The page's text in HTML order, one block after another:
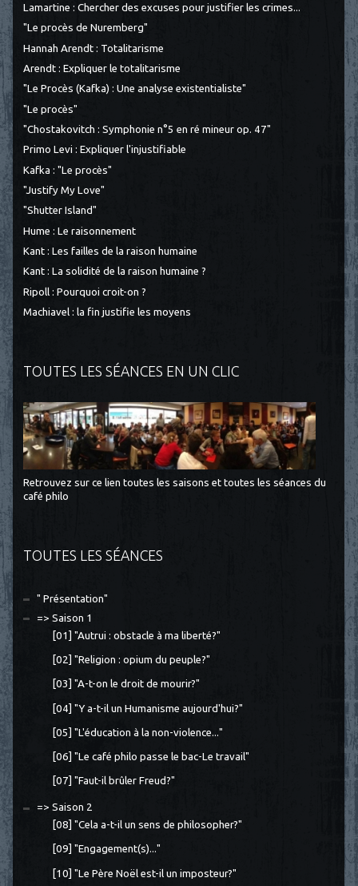
Lamartine : Chercher des excuses pour justifier les crimes...
"Le procès de Nuremberg"
Hannah Arendt : Totalitarisme
Arendt : Expliquer le totalitarisme
"Le Procès (Kafka) : Une analyse existentialiste"
"Le procès"
"Chostakovitch : Symphonie n°5 en ré mineur op. 47"
Primo Levi : Expliquer l'injustifiable
Kafka : "Le procès"
"Justify My Love"
"Shutter Island"
Hume : Le raisonnement
Kant : Les failles de la raison humaine
Kant : La solidité de la raison humaine ?
Ripoll : Pourquoi croit-on ?
Machiavel : la fin justifie les moyens
TOUTES LES SÉANCES EN UN CLIC
Retrouvez sur ce lien toutes les saisons et toutes les séances du
café philo
TOUTES LES SÉANCES
" Présentation"
=> Saison 1
[01] "Autrui : obstacle à ma liberté?"
[02] "Religion : opium du peuple?"
[03] "A-t-on le droit de mourir?"
[04] "Y a-t-il un Humanisme aujourd'hui?"
[05] "L'éducation à la non-violence..."
[06] "Le café philo passe le bac-Le travail"
[07] "Faut-il brûler Freud?"
=> Saison 2
[08] "Cela a-t-il un sens de philosopher?"
[09] "Engagement(s)..."
[10] "Le Père Noël est-il un imposteur?"